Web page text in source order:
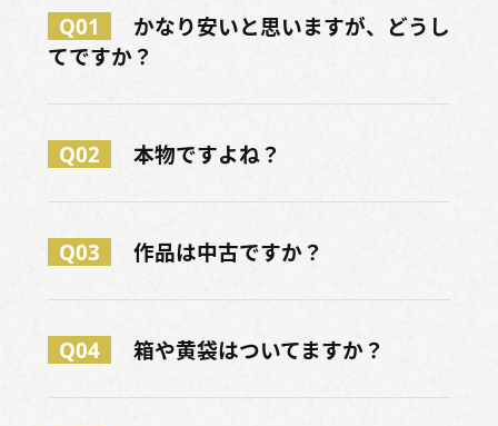
Q01
かなり安いと思いますが、どうし
てですか？
Q02 本物ですよね？
Q03 作品は中古ですか？
Q04 箱や黄袋はついてますか？